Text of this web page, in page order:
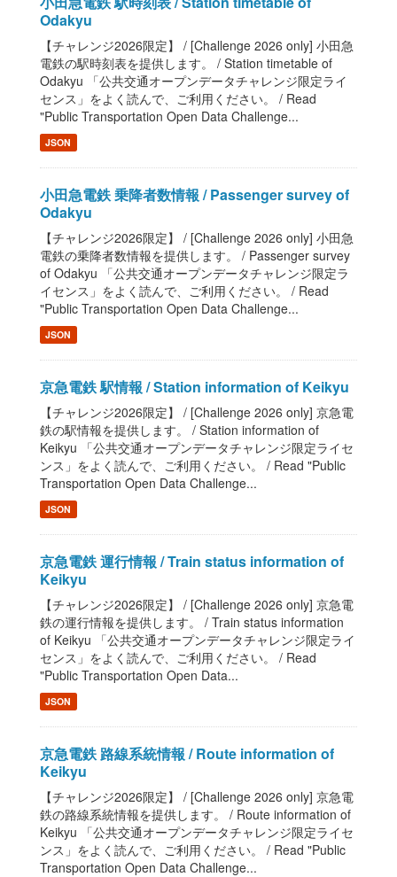
Odakyu
【チャレンジ2026限定】 / [Challenge 2026 only] 小田急
電鉄の駅時刻表を提供します。 / Station timetable of
Odakyu 「公共交通オープンデータチャレンジ限定ライ
センス」をよく読んで、ご利用ください。 / Read
"Public Transportation Open Data Challenge...
JSON
小田急電鉄 乗降者数情報 / Passenger survey of
Odakyu
【チャレンジ2026限定】 / [Challenge 2026 only] 小田急
電鉄の乗降者数情報を提供します。 / Passenger survey
of Odakyu 「公共交通オープンデータチャレンジ限定ラ
イセンス」をよく読んで、ご利用ください。 / Read
"Public Transportation Open Data Challenge...
JSON
京急電鉄 駅情報 / Station information of Keikyu
【チャレンジ2026限定】 / [Challenge 2026 only] 京急電
鉄の駅情報を提供します。 / Station information of
Keikyu 「公共交通オープンデータチャレンジ限定ライセ
ンス」をよく読んで、ご利用ください。 / Read "Public
Transportation Open Data Challenge...
JSON
京急電鉄 運行情報 / Train status information of
Keikyu
【チャレンジ2026限定】 / [Challenge 2026 only] 京急電
鉄の運行情報を提供します。 / Train status information
of Keikyu 「公共交通オープンデータチャレンジ限定ライ
センス」をよく読んで、ご利用ください。 / Read
"Public Transportation Open Data...
JSON
京急電鉄 路線系統情報 / Route information of
Keikyu
【チャレンジ2026限定】 / [Challenge 2026 only] 京急電
鉄の路線系統情報を提供します。 / Route information of
Keikyu 「公共交通オープンデータチャレンジ限定ライセ
ンス」をよく読んで、ご利用ください。 / Read "Public
Transportation Open Data Challenge...